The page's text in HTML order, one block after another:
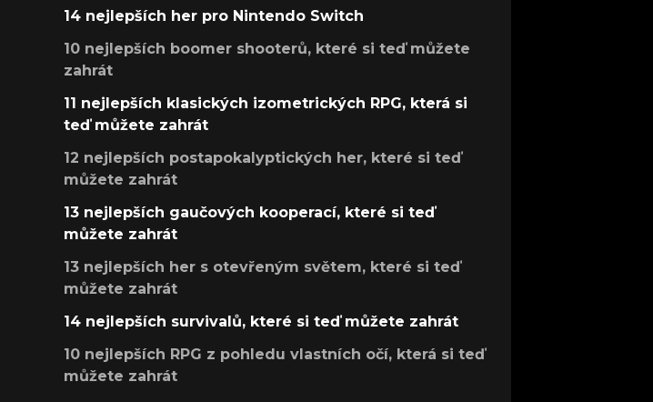
14 nejlepších her pro Nintendo Switch
10 nejlepších boomer shooterů, které si teď můžete
zahrát
11 nejlepších klasických izometrických RPG, která si
teď můžete zahrát
12 nejlepších postapokalyptických her, které si teď
můžete zahrát
13 nejlepších gaučových kooperací, které si teď
můžete zahrát
13 nejlepších her s otevřeným světem, které si teď
můžete zahrát
14 nejlepších survivalů, které si teď můžete zahrát
10 nejlepších RPG z pohledu vlastních očí, která si teď
můžete zahrát